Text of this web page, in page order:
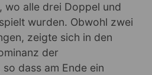
wo alle drei Doppel und
wurden. Obwohl zwei
zeigte sich in den
der
dass am Ende ein